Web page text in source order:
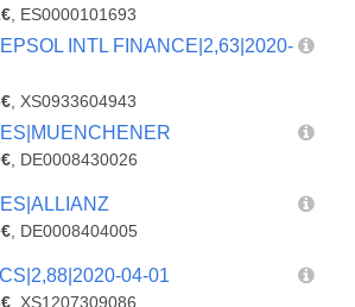
, ES0000101693
INTL FINANCE|2,63|2020-
,XS0933604943
, DE0008430026
, DE0008404005
04-01
,XS1207309086